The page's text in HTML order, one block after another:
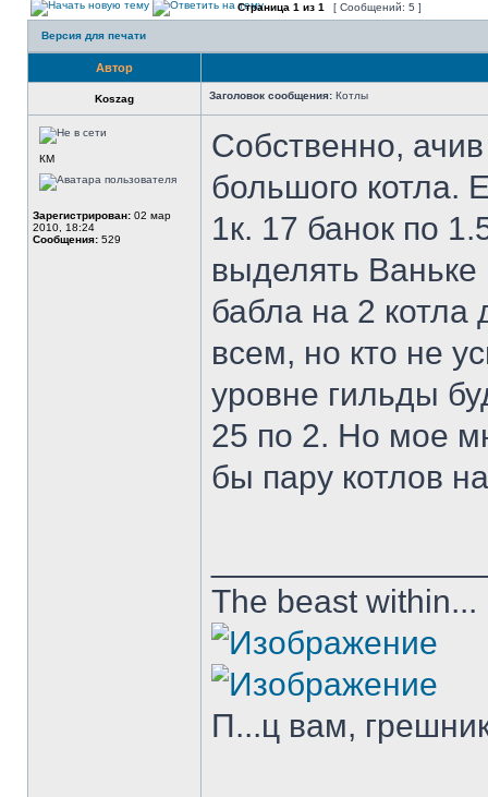
Страница 1 из 1 [ Сообщений: 5 ]
Версия для печати
Автор
Koszag Заголовок сообщения: Котлы
КМ
Зарегистрирован: 02 мар
2010, 18:24
Сообщения: 529
Собственно,
большого котла.
1к. 17 банок по
выделять
бабла на 2 котла
всем, но кто не
уровне гильды
25 по 2. Но мое
бы пару котлов
The beast within...
П...ц вам,